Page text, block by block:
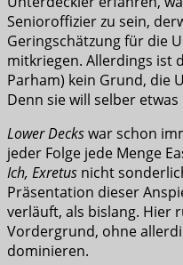
Senioroffizier zu sein,
Geringschätzung für die
mitkriegen. Allerdings ist
Parham) kein Grund, die
Denn sie will selber etwas
Lower Deckswar schon
jeder Folge jede Menge
Ich, Exretus nicht
Präsentation dieser
verläuft, als bislang. Hier
Vordergrund, ohne
dominieren.